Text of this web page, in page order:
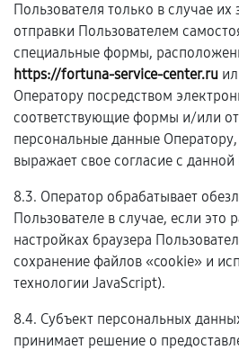
Пользователя только в случае
отправки Пользователем
специальные формы,
https://fortuna-service-center.ru
Оператору посредством
соответствующие формы и/или
персональные данные
выражает свое согласие с
8.3. Оператор обрабатывает
Пользователе в случае, если это
настройках браузера
сохранение файлов «cookie» и
технологии JavaScript).
8.4. Субъект персональных
принимает решение о